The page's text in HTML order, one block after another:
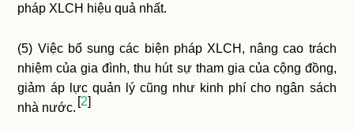
pháp XLCH hiệu quả nhất.
(5) Việc bổ sung các biện pháp XLCH, nâng cao trách
nhiệm của gia đình, thu hút sự tham gia của cộng đồng,
giảm áp lực quản lý cũng như kinh phí cho ngân sách
nhà nước. 2